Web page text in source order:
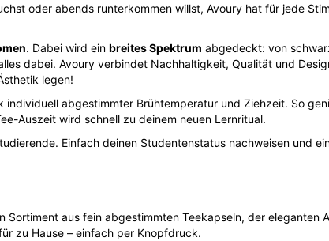
oder abends runterkommen willst, Avoury hat für jede
. Dabei wird ein breites Spektrum abgedeckt: von
dabei. Avoury verbindet Nachhaltigkeit, Qualität und
legen!
abgestimmter Brühtemperatur und Ziehzeit. So
Auszeit wird schnell zu deinem neuen Lernritual.
Einfach deinen Studentenstatus nachweisen und
aus fein abgestimmten Teekapseln, der eleganten
zu Hause – einfach per Knopfdruck.